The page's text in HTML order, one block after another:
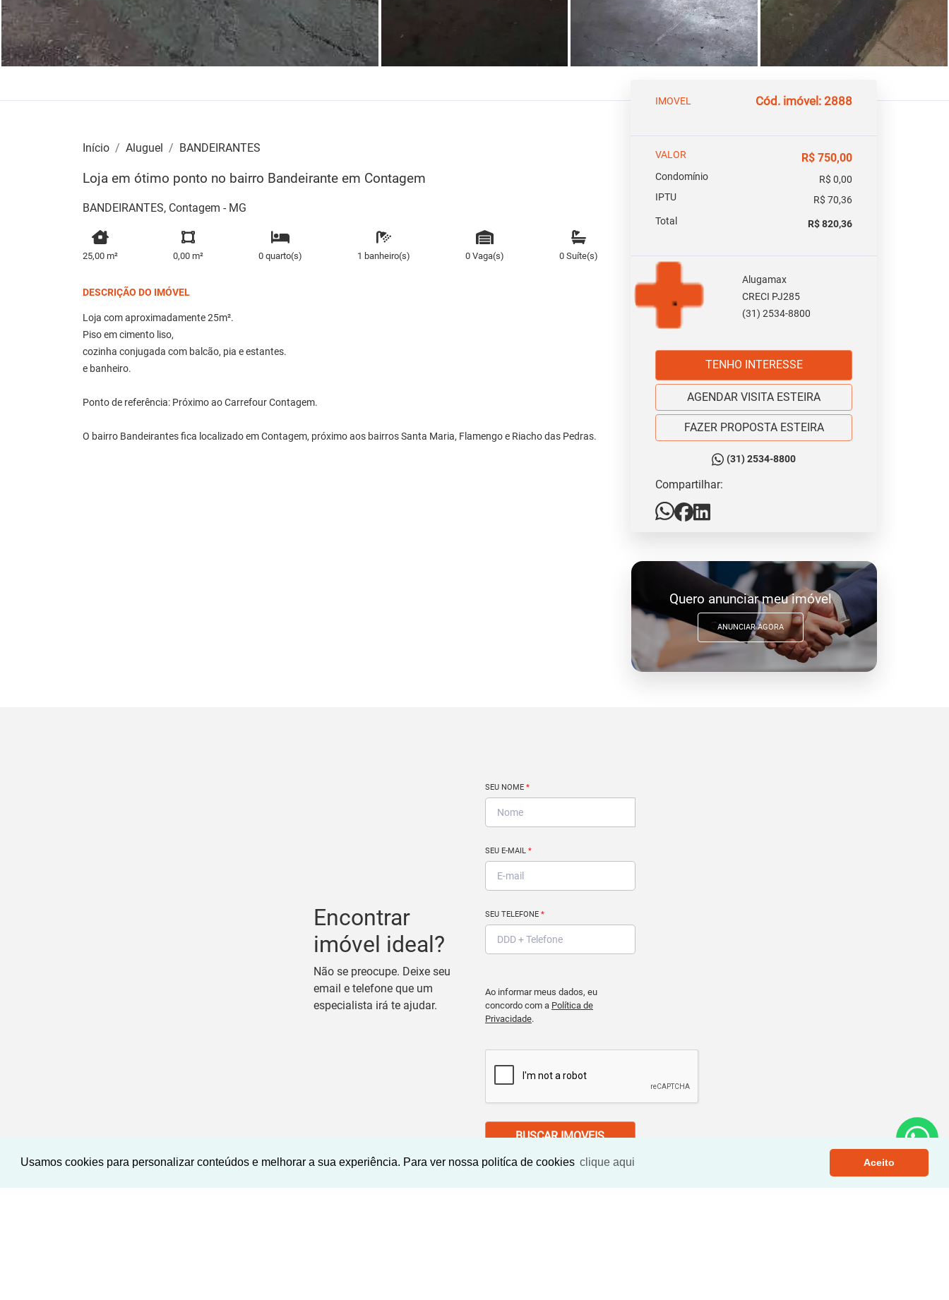
Usamos cookies para personalizar conteúdos e melhorar a sua experiência. Para ver nossa politíca de cookies clique aqui Aceito
Início Aluguel BANDEIRANTES
Loja em ótimo ponto no bairro Bandeirante em Contagem
BANDEIRANTES, Contagem - MG
25,00 m² 0,00 m² 0 quarto(s) 1 banheiro(s) 0 Vaga(s) 0 Suíte(s)
DESCRIÇÃO DO IMÓVEL
Loja com aproximadamente 25m².
Piso em cimento liso,
cozinha conjugada com balcão, pia e estantes.
e banheiro.
Ponto de referência: Próximo ao Carrefour Contagem.
O bairro Bandeirantes fica localizado em Contagem, próximo aos bairros Santa Maria, Flamengo e Riacho das Pedras.
IMOVEL Cód. imóvel: 2888
VALOR R$ 750,00
Condomínio
R$ 0,00
IPTU
R$ 70,36
Total
R$ 820,36
Alugamax
CRECI PJ285
(31) 2534-8800
TENHO INTERESSE
AGENDAR VISITA ESTEIRA
FAZER PROPOSTA ESTEIRA
(31) 2534-8800
Compartilhar:
Quero anunciar meu imóvel
ANUNCIAR AGORA
Encontrar
imóvel ideal?
Não se preocupe. Deixe seu
email e telefone que um
especialista irá te ajudar.
SEU NOME *
SEU E-MAIL *
SEU TELEFONE *
Ao informar meus dados, eu
concordo com a Política de
Privacidade.
BUSCAR IMOVEIS